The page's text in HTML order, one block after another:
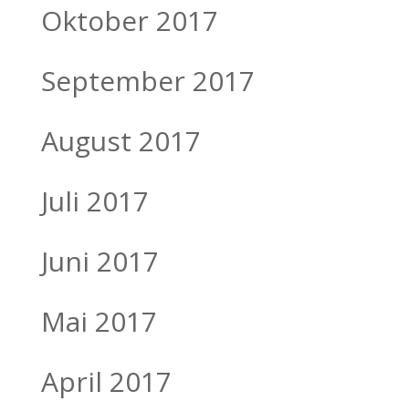
Oktober 2017
September 2017
August 2017
Juli 2017
Juni 2017
Mai 2017
April 2017